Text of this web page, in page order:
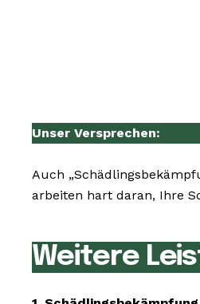
Unser Versprechen:
Auch
arbeiten hart daran, Ihre
Weitere